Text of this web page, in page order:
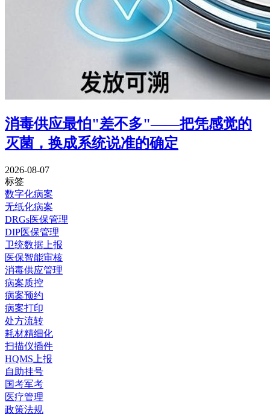
消毒供应最怕"差不多"——把凭感觉的
灭菌，换成系统说准的确定
2026-08-07
标签
数字化病案
无纸化病案
DRGs医保管理
DIP医保管理
卫统数据上报
医保智能审核
消毒供应管理
病案质控
病案预约
病案打印
处方流转
耗材精细化
扫描仪插件
HQMS上报
自助挂号
国考军考
医疗管理
政策法规